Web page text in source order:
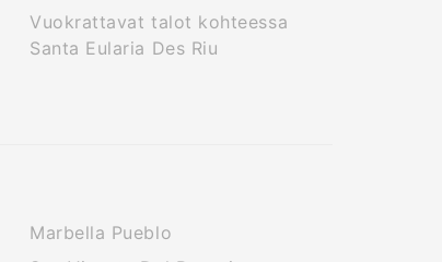
Vuokrattavat talot kohteessa
Santa Eularia Des Riu
Marbella Pueblo